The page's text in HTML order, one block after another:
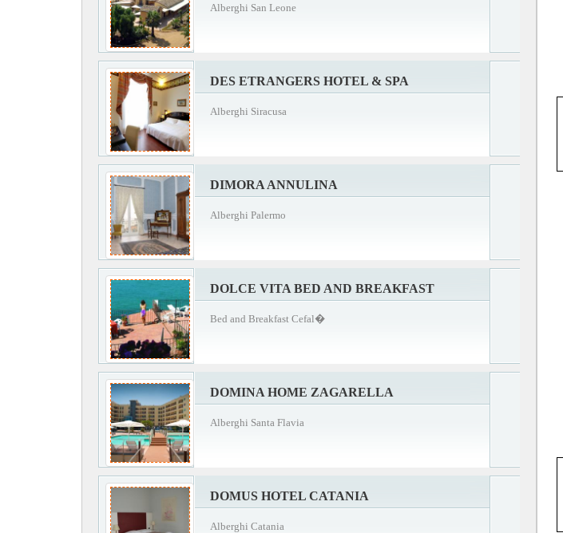
Alberghi San Leone
DES ETRANGERS HOTEL & SPA
Alberghi Siracusa
DIMORA ANNULINA
Alberghi Palermo
DOLCE VITA BED AND BREAKFAST
Bed and Breakfast Cefal�
DOMINA HOME ZAGARELLA
Alberghi Santa Flavia
DOMUS HOTEL CATANIA
Alberghi Catania